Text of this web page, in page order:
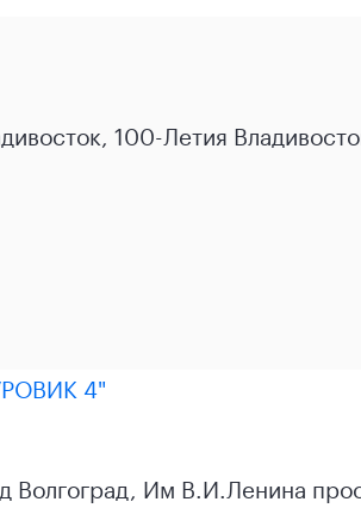
100-Летия
4"
Волгоград, Им В.И.Ленина